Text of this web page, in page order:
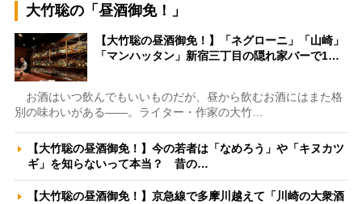
大竹聡の「昼酒御免！」
【大竹聡の昼酒御免！】「ネグローニ」「山崎」
「マンハッタン」新宿三丁目の隠れ家バーで1…
お酒はいつ飲んでもいいものだが、昼から飲むお酒にはまた格
別の味わいがある――。ライター・作家の大竹…
【大竹聡の昼酒御免！】今の若者は「なめろう」や「キヌカツ
ギ」を知らないって本当？ 昔の…
【大竹聡の昼酒御免！】京急線で多摩川越えて「川崎の大衆酒